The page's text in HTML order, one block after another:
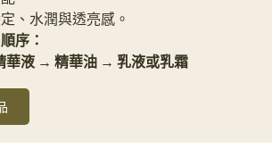
、水潤與透亮感。
序：
華液 → 精華油 → 乳液或乳霜